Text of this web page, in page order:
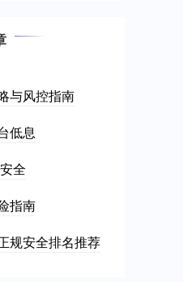
与风控指南
低息
全
指南
规安全排名推荐